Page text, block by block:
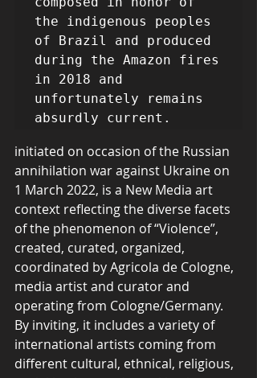
the indigenous peoples
of Brazil and produced
during the Amazon fires
in 2018 and
unfortunately remains
initiated on occasion of the Russian
annihilation war against Ukraine on
1 March 2022, is a New Media art
context reflecting the diverse facets
of the phenomenon of “Violence”,
created, curated, organized,
coordinated by Agricola de Cologne,
media artist and curator and
operating from Cologne/Germany.
By inviting, it includes a variety of
international artists coming from
different cultural, ethnical, religious,